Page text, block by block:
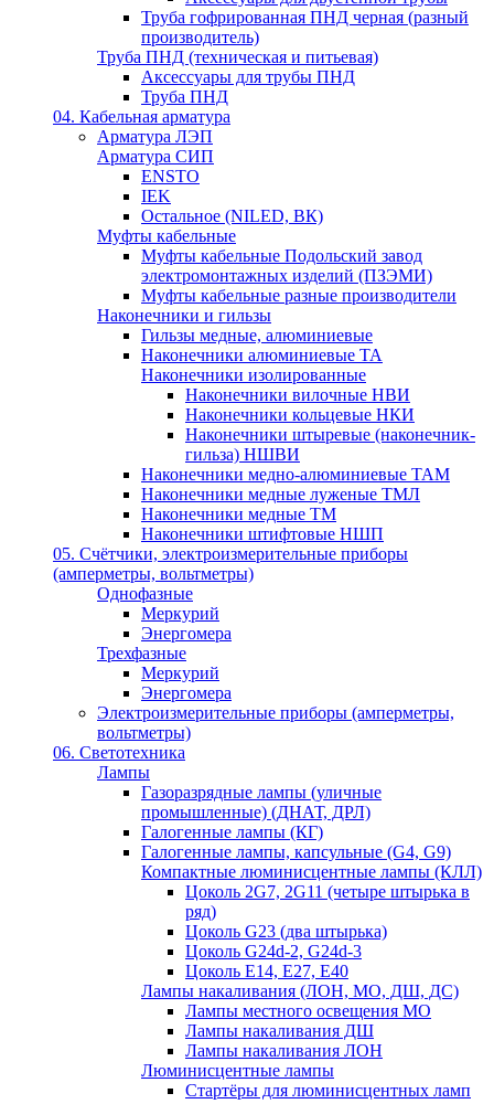
Труба гофрированная ПНД черная (разный
производитель)
Труба ПНД (техническая и питьевая)
Аксессуары для трубы ПНД
Труба ПНД
04. Кабельная арматура
Арматура ЛЭП
Арматура СИП
ENSTO
IEK
Остальное (NILED, ВК)
Муфты кабельные
Муфты кабельные Подольский завод
электромонтажных изделий (ПЗЭМИ)
Муфты кабельные разные производители
Наконечники и гильзы
Гильзы медные, алюминиевые
Наконечники алюминиевые ТА
Наконечники изолированные
Наконечники вилочные НВИ
Наконечники кольцевые НКИ
Наконечники штыревые (наконечник-
гильза) НШВИ
Наконечники медно-алюминиевые ТАМ
Наконечники медные луженые ТМЛ
Наконечники медные ТМ
Наконечники штифтовые НШП
05. Счётчики, электроизмерительные приборы
(амперметры, вольтметры)
Однофазные
Меркурий
Энергомера
Трехфазные
Меркурий
Энергомера
Электроизмерительные приборы (амперметры,
вольтметры)
06. Светотехника
Лампы
Газоразрядные лампы (уличные
промышленные) (ДНАТ, ДРЛ)
Галогенные лампы (КГ)
Галогенные лампы, капсульные (G4, G9)
Компактные люминисцентные лампы (КЛЛ)
Цоколь 2G7, 2G11 (четыре штырька в
ряд)
Цоколь G23 (два штырька)
Цоколь G24d-2, G24d-3
Цоколь Е14, Е27, Е40
Лампы накаливания (ЛОН, МО, ДШ, ДС)
Лампы местного освещения МО
Лампы накаливания ДШ
Лампы накаливания ЛОН
Люминисцентные лампы
Стартёры для люминисцентных ламп